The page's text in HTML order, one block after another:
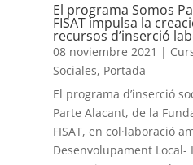
El programa Somos
FISAT impulsa la
recursos d’inserció
08 noviembre 2021 |
Sociales, Portada
El programa d’inserció
Parte Alacant, de la
FISAT, en col·laboració
Desenvolupament